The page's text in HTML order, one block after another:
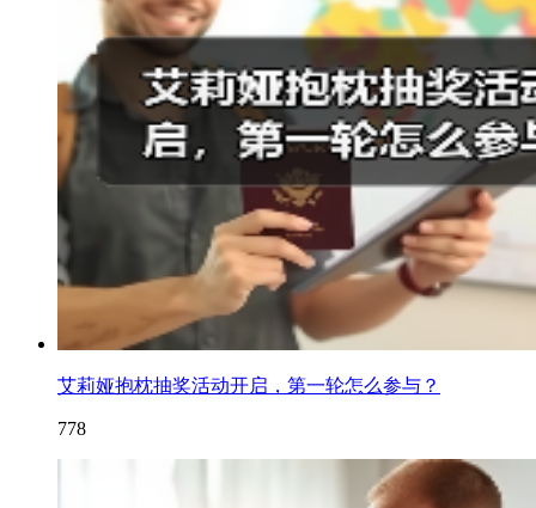
艾莉娅抱枕抽奖活动开启，第一轮怎么参与？
778